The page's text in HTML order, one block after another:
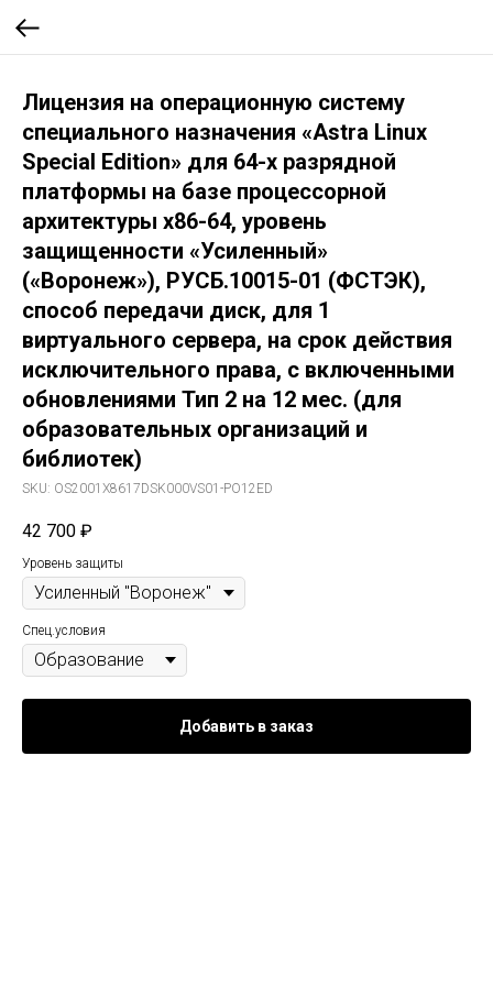
Лицензия на операционную систему
специального назначения «Astra Linux
Special Edition» для 64-х разрядной
платформы на базе процессорной
архитектуры х86-64, уровень
защищенности «Усиленный»
(«Воронеж»), РУСБ.10015-01 (ФСТЭК),
способ передачи диск, для 1
виртуального сервера, на срок действия
исключительного права, с включенными
обновлениями Тип 2 на 12 мес. (для
образовательных организаций и
библиотек)
SKU: OS2001X8617DSK000VS01-PO12ED
42 700 ₽
Уровень защиты
Спец.условия
Добавить в заказ